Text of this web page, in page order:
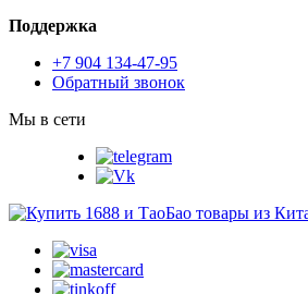
Поддержка
+7 904 134-47-95
Обратный звонок
Мы в сети